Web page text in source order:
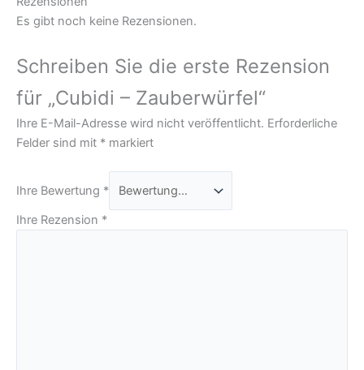
Es gibt noch keine Rezensionen.
Schreiben Sie die erste Rezension
für „Cubidi – Zauberwürfel“
Ihre E-Mail-Adresse wird nicht veröffentlicht. Erforderliche
Felder sind mit * markiert
Ihre Bewertung *
Ihre Rezension *